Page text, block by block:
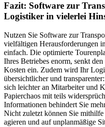
Fazit: Software zur
Logistiker in vielerlei
Nutzen Sie Software zur
vielfältigen Herausforderungen
einfach. Die optimierte
Ihres Betriebes enorm, senkt
Kosten ein. Zudem wird Ihr
übersichtlicher und
sich leichter an Mitarbeiter und
Papierchaos mit teils
Informationen behindert Sie
Nicht zuletzt können Sie
agieren und auf unplanmäßige